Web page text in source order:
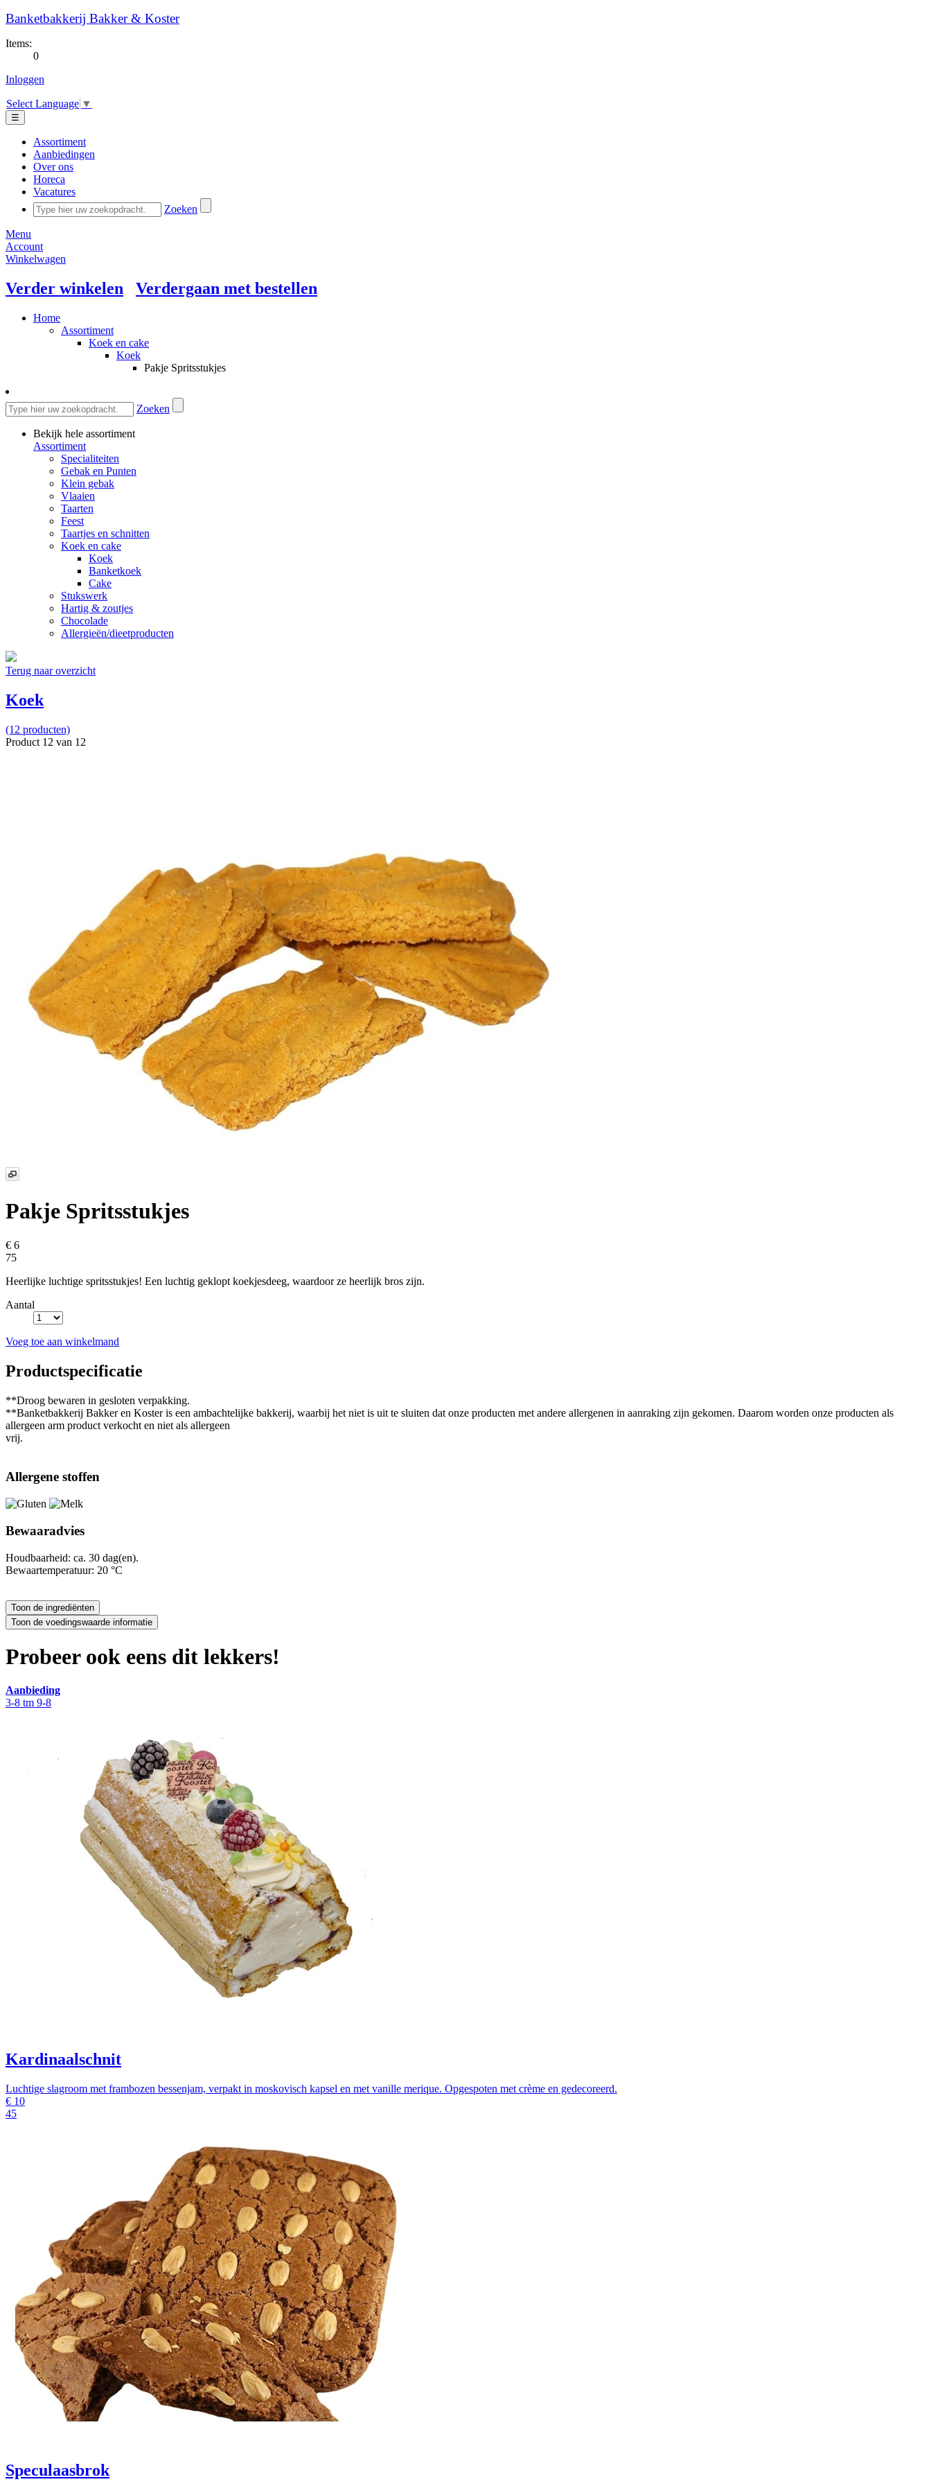
Banketbakkerij Bakker & Koster
Items:
0
Inloggen
Select Language ▼
☰
Assortiment
Aanbiedingen
Over ons
Horeca
Vacatures
Zoeken
Menu
Account
Winkelwagen
Verder winkelen Verdergaan met bestellen
Home
Assortiment
Koek en cake
Koek
Pakje Spritsstukjes
Zoeken
Bekijk hele assortiment
Assortiment
Specialiteiten
Gebak en Punten
Klein gebak
Vlaaien
Taarten
Feest
Taartjes en schnitten
Koek en cake
Koek
Banketkoek
Cake
Stukswerk
Hartig & zoutjes
Chocolade
Allergieën/dieetproducten
Terug naar overzicht
Koek
(12 producten)
Product 12 van 12
Pakje Spritsstukjes
€ 6
75
Heerlijke luchtige spritsstukjes! Een luchtig geklopt koekjesdeeg, waardoor ze heerlijk bros zijn.
Aantal
Voeg toe aan winkelmand
Productspecificatie
**Droog bewaren in gesloten verpakking.
**Banketbakkerij Bakker en Koster is een ambachtelijke bakkerij, waarbij het niet is uit te sluiten dat onze producten met andere allergenen in aanraking zijn gekomen. Daarom worden onze producten als
allergeen arm product verkocht en niet als allergeen
vrij.
Allergene stoffen
Bewaaradvies
Houdbaarheid: ca. 30 dag(en).
Bewaartemperatuur: 20 °C
Probeer ook eens dit lekkers!
Aanbieding
3-8 tm 9-8
Kardinaalschnit
Luchtige slagroom met frambozen bessenjam, verpakt in moskovisch kapsel en met vanille merique. Opgespoten met crème en gedecoreerd.
€ 10
45
Speculaasbrok